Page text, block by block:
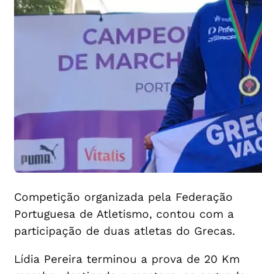
Competição organizada pela Federação
Portuguesa de Atletismo, contou com a
participação de duas atletas do Grecas.
Lídia Pereira terminou a prova de 20 Km